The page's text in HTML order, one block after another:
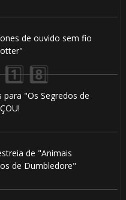
de ouvido sem fio
para "Os Segredos de
de "Animais
de Dumbledore"